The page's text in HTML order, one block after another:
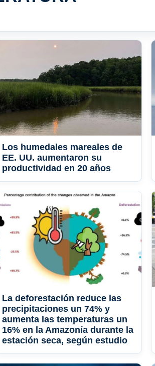
Los humedales mareales de
EE. UU. aumentaron su
productividad en 20 años
La deforestación reduce las
precipitaciones un 74% y
aumenta las temperaturas un
16% en la Amazonía durante la
estación seca, según estudio